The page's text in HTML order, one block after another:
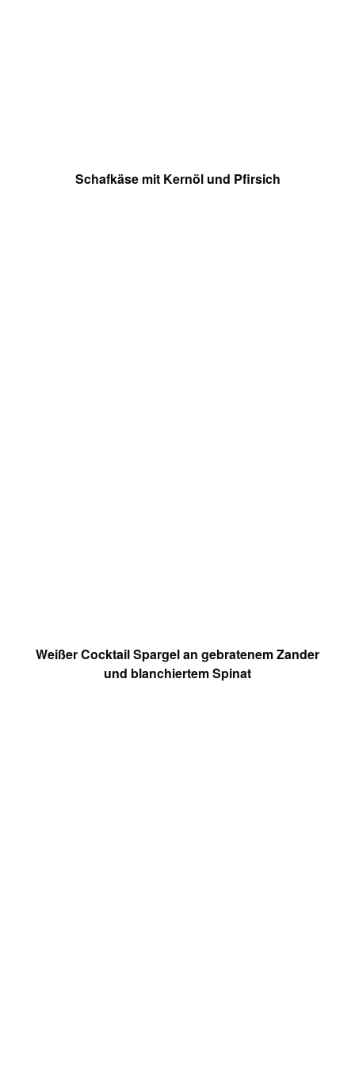
Schafkäse mit Kernöl und Pfirsich
Weißer Cocktail Spargel an gebratenem Zander
und blanchiertem Spinat